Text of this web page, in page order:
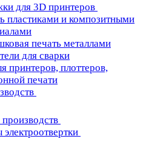
для 3D принтеров
пластиками и композитными
печать металлами
для сварки
принтеров, плоттеров,
печати